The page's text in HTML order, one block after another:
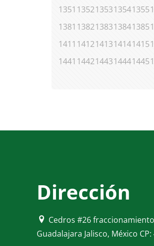
1351 1352135313541355
1381 1382138313841385
1411 1412141314141415
1441 1442144314441445
Dirección
Cedros #26
Guadalajara Jalisco, México CP: